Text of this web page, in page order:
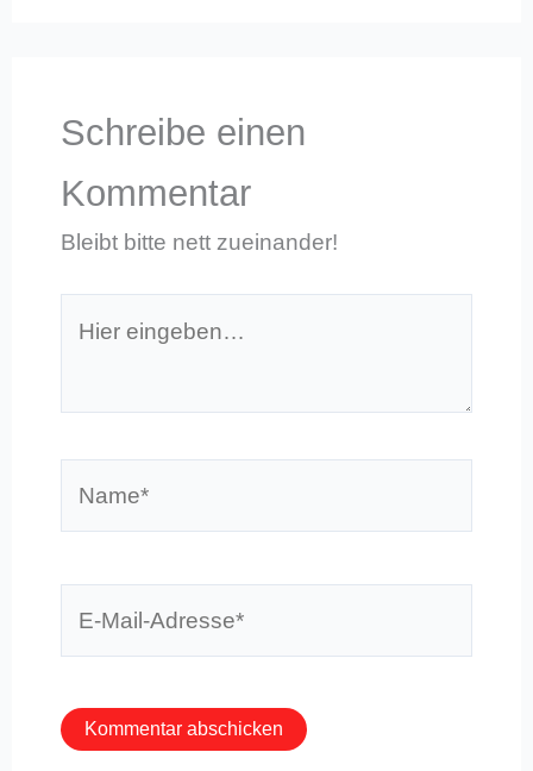
Schreibe einen
Kommentar
Bleibt bitte nett zueinander!
eingeben…